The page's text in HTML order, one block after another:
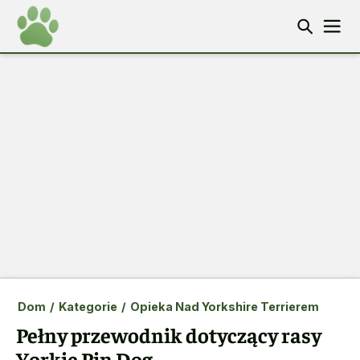
Dom / Kategorie / Opieka Nad Yorkshire Terrierem
Pełny przewodnik dotyczący rasy